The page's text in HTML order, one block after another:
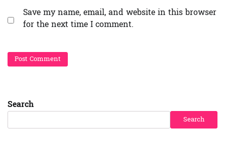
Save my name, email, and website in this browser
for the next time I comment.
Search
Search